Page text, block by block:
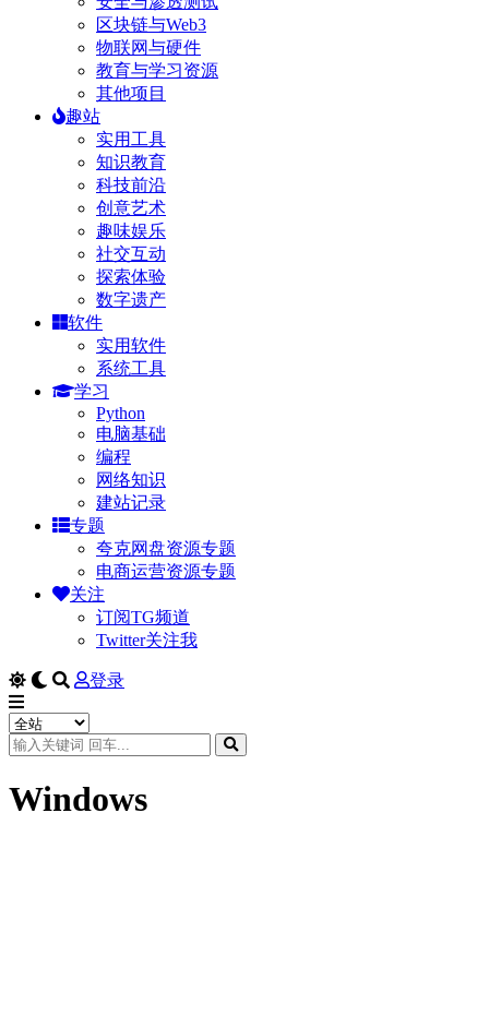
区块链与Web3
物联网与硬件
教育与学习资源
其他项目
趣站
实用工具
知识教育
科技前沿
创意艺术
趣味娱乐
社交互动
探索体验
数字遗产
软件
实用软件
系统工具
学习
Python
电脑基础
编程
网络知识
建站记录
专题
夸克网盘资源专题
电商运营资源专题
关注
订阅TG频道
Twitter关注我
登录
Windows